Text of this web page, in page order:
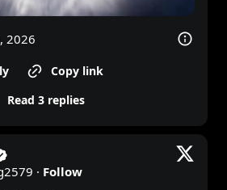
2026
Copy link
Read 3 replies
· Follow